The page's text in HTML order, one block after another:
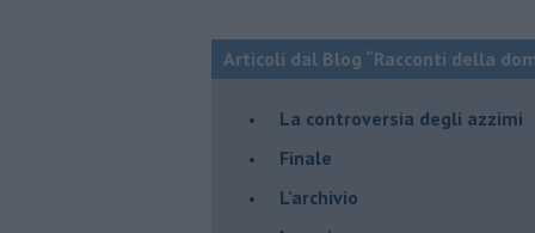
Articoli dal Blog “Racconti della
La controversia degli azzimi
Finale
L'archivio